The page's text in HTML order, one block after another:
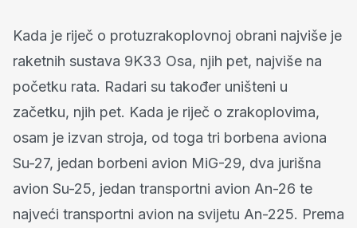
Kada je riječ o protuzrakoplovnoj obrani najviše je
raketnih sustava 9K33 Osa, njih pet, najviše na
početku rata. Radari su također uništeni u
začetku, njih pet. Kada je riječ o zrakoplovima,
osam je izvan stroja, od toga tri borbena aviona
Su-27, jedan borbeni avion MiG-29, dva jurišna
avion Su-25, jedan transportni avion An-26 te
najveći transportni avion na svijetu An-225. Prema